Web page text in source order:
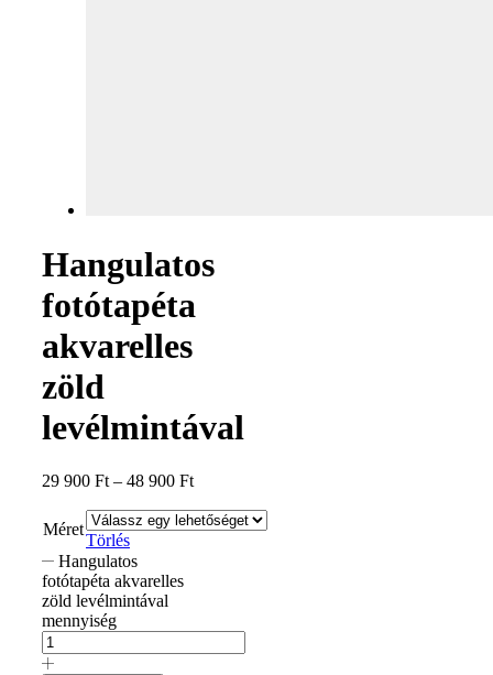
Hangulatos
fotótapéta
akvarelles
zöld
levélmintával
29 900 Ft – 48 900 Ft
Méret
Törlés
Hangulatos
fotótapéta akvarelles
zöld levélmintával
mennyiség